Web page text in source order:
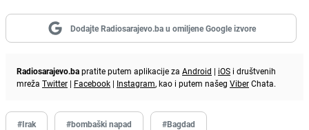
Dodajte Radiosarajevo.ba u omiljene Google izvore
Radiosarajevo.bapratite putem aplikacije za Android | iOS i društvenih
mreža Twitter | Facebook | Instagram, kao i putem našeg ViberChata.
#Irak #bombaški napad #Bagdad